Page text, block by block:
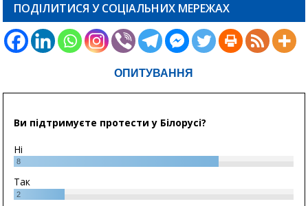
ПОДІЛИТИСЯ У СОЦІАЛЬНИХ МЕРЕЖАХ
ОПИТУВАННЯ
Ви підтримуєте протести у Білорусі?
Ні
8
Так
2